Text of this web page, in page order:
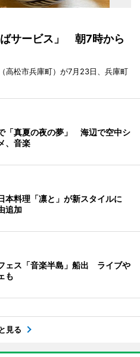
サービス」 朝7時から
高松市兵庫町）が7月23日、兵庫町
「真夏の夜の夢」 海辺で空中シ
、音楽
本料理「凛と」が新スタイルに
追加
ェス「音楽半島」船出 ライブや
も
見る